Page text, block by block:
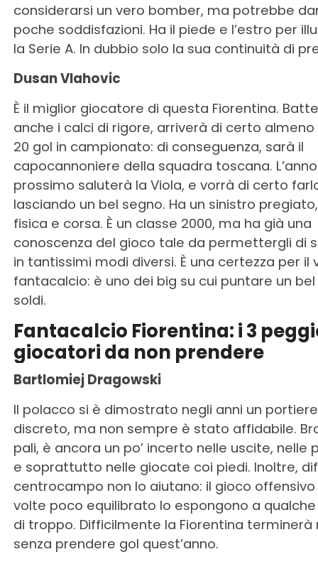
considerarsi un vero bomber, ma potrebbe
poche soddisfazioni. Ha il piede e l’estro per
la Serie A. In dubbio solo la sua continuità di
Dusan Vlahovic
È il miglior giocatore di questa Fiorentina.
anche i calci di rigore, arriverà di certo
20 gol in campionato: di conseguenza, sarà il
capocannoniere della squadra toscana. L’anno
prossimo saluterà la Viola, e vorrà di certo
lasciando un bel segno. Ha un sinistro
fisica e corsa. È un classe 2000, ma ha già una
conoscenza del gioco tale da permettergli di
in tantissimi modi diversi. È una certezza per il
fantacalcio: è uno dei big su cui puntare un bel
soldi.
Fantacalcio Fiorentina: i 3
giocatori da non prendere
Bartlomiej Dragowski
Il polacco si è dimostrato negli anni un portiere
discreto, ma non sempre è stato affidabile.
pali, è ancora un po’ incerto nelle uscite, nelle
e soprattutto nelle giocate coi piedi. Inoltre,
centrocampo non lo aiutano: il gioco offensivo
volte poco equilibrato lo espongono a
di troppo. Difficilmente la Fiorentina
senza prendere gol quest’anno.